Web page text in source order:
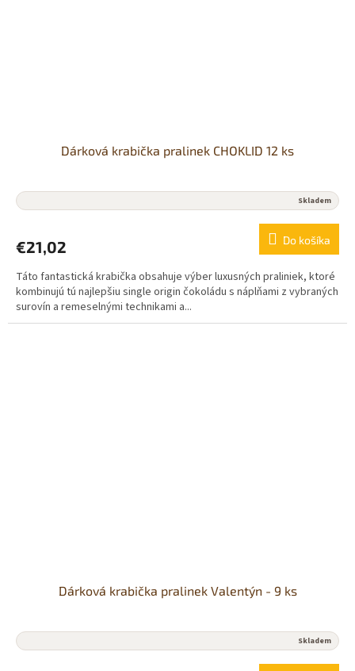
Dárková krabička pralinek CHOKLID 12 ks
Skladem
€21,02 Do košíka
Táto fantastická krabička obsahuje výber luxusných praliniek, ktoré
kombinujú tú najlepšiu single origin čokoládu s náplňami z vybraných
surovín a remeselnými technikami a...
Dárková krabička pralinek Valentýn - 9 ks
Skladem